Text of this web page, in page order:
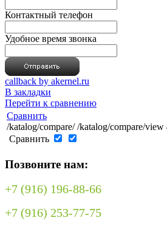
Контактный телефон
Удобное время звонка
callback by akernel.ru
В закладки
Перейти к сравнению
Сравнить
/katalog/compare/ /katalog/compare/view
Сравнить
Позвоните нам:
+7 (916) 196-88-66
+7 (916) 253-77-75